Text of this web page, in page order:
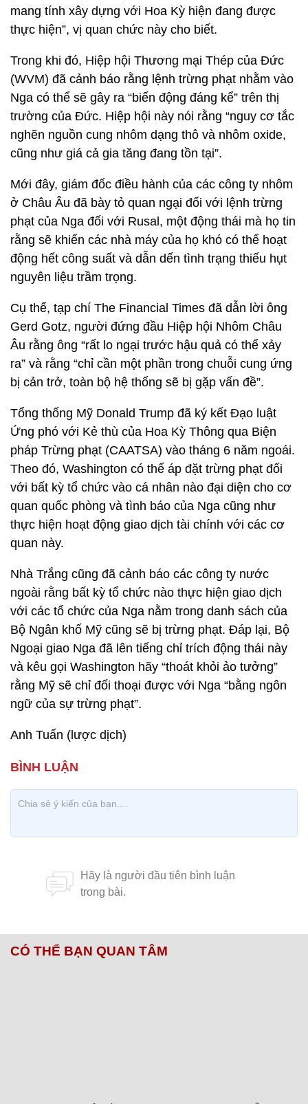
mang tính xây dựng với Hoa Kỳ hiện đang được
thực hiện”, vị quan chức này cho biết.
Trong khi đó, Hiệp hội Thương mại Thép của Đức
(WVM) đã cảnh báo rằng lệnh trừng phạt nhằm vào
Nga có thể sẽ gây ra “biến động đáng kể” trên thị
trường của Đức. Hiệp hội này nói rằng “nguy cơ tắc
nghẽn nguồn cung nhôm dạng thô và nhôm oxide,
cũng như giá cả gia tăng đang tồn tại”.
Mới đây, giám đốc điều hành của các công ty nhôm
ở Châu Âu đã bày tỏ quan ngại đối với lệnh trừng
phạt của Nga đối với Rusal, một động thái mà họ tin
rằng sẽ khiến các nhà máy của họ khó có thể hoạt
động hết công suất và dẫn dến tình trạng thiếu hụt
nguyên liệu trầm trọng.
Cụ thể, tạp chí The Financial Times đã dẫn lời ông
Gerd Gotz, người đứng đầu Hiệp hội Nhôm Châu
Âu rằng ông “rất lo ngại trước hậu quả có thể xảy
ra” và rằng “chỉ cần một phần trong chuỗi cung ứng
bị cản trở, toàn bộ hệ thống sẽ bị gặp vấn đề”.
Tổng thống Mỹ Donald Trump đã ký kết Đạo luật
Ứng phó với Kẻ thù của Hoa Kỳ Thông qua Biện
pháp Trừng phạt (CAATSA) vào tháng 6 năm ngoái.
Theo đó, Washington có thể áp đặt trừng phạt đối
với bất kỳ tổ chức vào cá nhân nào đại diện cho cơ
quan quốc phòng và tình báo của Nga cũng như
thực hiện hoạt động giao dịch tài chính với các cơ
quan này.
Nhà Trắng cũng đã cảnh báo các công ty nước
ngoài rằng bất kỳ tổ chức nào thực hiện giao dịch
với các tổ chức của Nga nằm trong danh sách của
Bộ Ngân khố Mỹ cũng sẽ bị trừng phạt. Đáp lại, Bộ
Ngoại giao Nga đã lên tiếng chỉ trích động thái này
và kêu gọi Washington hãy “thoát khỏi ảo tưởng”
rằng Mỹ sẽ chỉ đối thoại được với Nga “bằng ngôn
ngữ của sự trừng phạt”.
Anh Tuấn (lược dịch)
CÓ THỂ BẠN QUAN TÂM